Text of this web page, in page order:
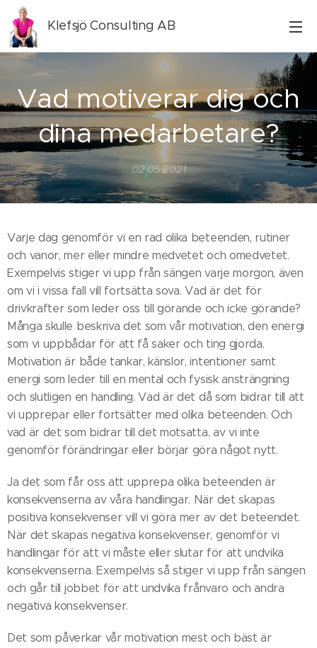
Klefsjö Consulting AB
Vad motiverar dig och
dina medarbetare?
02.05.2021
Varje dag genomför vi en rad olika beteenden, rutiner
och vanor, mer eller mindre medvetet och omedvetet.
Exempelvis stiger vi upp från sängen varje morgon, även
om vi i vissa fall vill fortsätta sova. Vad är det för
drivkrafter som leder oss till görande och icke görande?
Många skulle beskriva det som vår motivation, den energi
som vi uppbådar för att få saker och ting gjorda.
Motivation är både tankar, känslor, intentioner samt
energi som leder till en mental och fysisk ansträngning
och slutligen en handling. Vad är det då som bidrar till att
vi upprepar eller fortsätter med olika beteenden. Och
vad är det som bidrar till det motsatta, av vi inte
genomför förändringar eller börjar göra något nytt.
Ja det som får oss att upprepa olika beteenden är
konsekvenserna av våra handlingar. När det skapas
positiva konsekvenser vill vi göra mer av det beteendet.
När det skapas negativa konsekvenser, genomför vi
handlingar för att vi måste eller slutar för att undvika
konsekvenserna. Exempelvis så stiger vi upp från sängen
och går till jobbet för att undvika frånvaro och andra
negativa konsekvenser.
Det som påverkar vår motivation mest och bäst är